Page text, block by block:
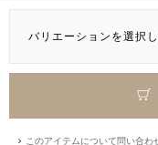
バリエーションを選択
このアイテムについて問い合わ